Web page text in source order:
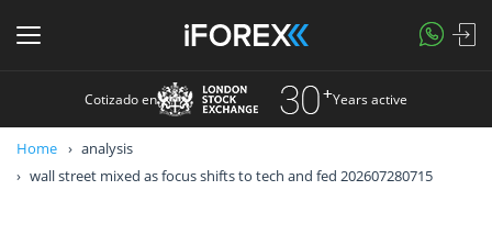
Cotizado en Years active
Home
analysis
wall street mixed as focus shifts to tech and fed 202607280715